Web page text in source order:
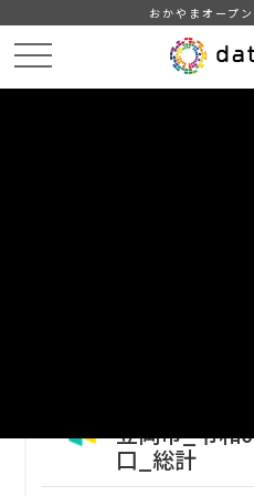
おかやまオープ
笠岡市_令和
口_総計